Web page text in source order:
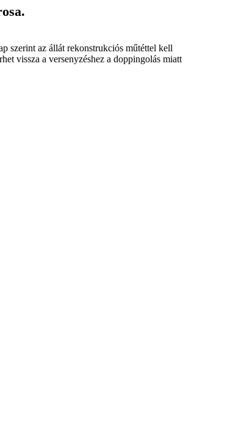
szerint az állát rekonstrukciós műtéttel kell
vissza a versenyzéshez a doppingolás miatt